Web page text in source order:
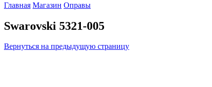
Главная Магазин Оправы
Swarovski 5321-005
Вернуться на предыдущую страницу